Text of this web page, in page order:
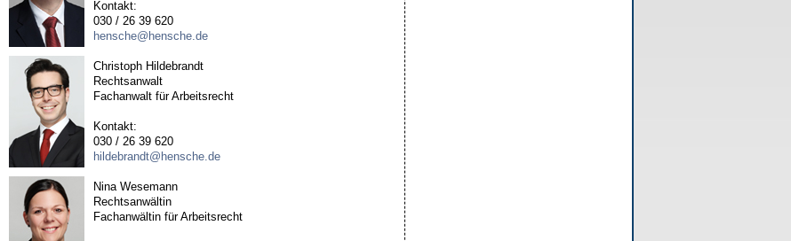
Kontakt:
030 / 26 39 620
hensche@hensche.de
Christoph Hildebrandt
Rechtsanwalt
Fachanwalt für Arbeitsrecht
Kontakt:
030 / 26 39 620
hildebrandt@hensche.de
Nina Wesemann
Rechtsanwältin
Fachanwältin für Arbeitsrecht